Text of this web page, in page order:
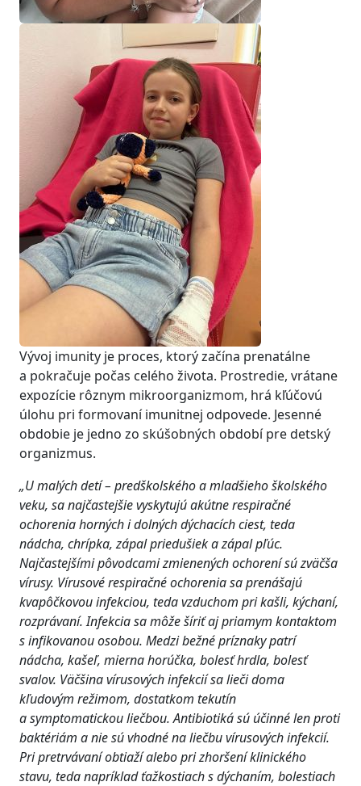
Vývoj imunity je proces, ktorý začína prenatálne
a pokračuje počas celého života. Prostredie, vrátane
expozície rôznym mikroorganizmom, hrá kľúčovú
úlohu pri formovaní imunitnej odpovede. Jesenné
obdobie je jedno zo skúšobných období pre detský
organizmus.
„U malých detí – predškolského a mladšieho školského
veku, sa najčastejšie vyskytujú akútne respiračné
ochorenia horných i dolných dýchacích ciest, teda
nádcha, chrípka, zápal priedušiek a zápal pľúc.
Najčastejšími pôvodcami zmienených ochorení sú zväčša
vírusy. Vírusové respiračné ochorenia sa prenášajú
kvapôčkovou infekciou, teda vzduchom pri kašli, kýchaní,
rozprávaní. Infekcia sa môže šíriť aj priamym kontaktom
s infikovanou osobou. Medzi bežné príznaky patrí
nádcha, kašeľ, mierna horúčka, bolesť hrdla, bolesť
svalov. Väčšina vírusových infekcií sa lieči doma
kľudovým režimom, dostatkom tekutín
a symptomatickou liečbou. Antibiotiká sú účinné len proti
baktériám a nie sú vhodné na liečbu vírusových infekcií.
Pri pretrvávaní obtiaží alebo pri zhoršení klinického
stavu, teda napríklad ťažkostiach s dýchaním, bolestiach